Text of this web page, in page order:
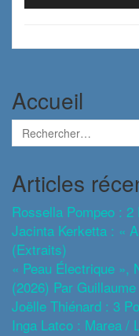
Accueil
Articles
Rossella Pompeo :
Jacinta Kerketta : «
(extraits)
« Peau Électrique »,
(2026) Par
Joëlle Thiénard : 3
Inga Latco : Marea /